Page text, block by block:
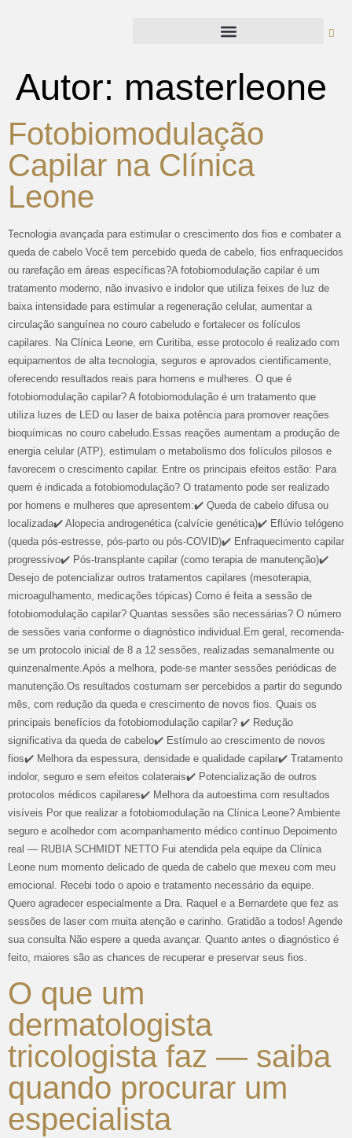
Autor: masterleone
Fotobiomodulação
Capilar na Clínica
Leone
Tecnologia avançada para estimular o crescimento dos fios e combater a
queda de cabelo Você tem percebido queda de cabelo, fios enfraquecidos
ou rarefação em áreas específicas?A fotobiomodulação capilar é um
tratamento moderno, não invasivo e indolor que utiliza feixes de luz de
baixa intensidade para estimular a regeneração celular, aumentar a
circulação sanguínea no couro cabeludo e fortalecer os folículos
capilares. Na Clínica Leone, em Curitiba, esse protocolo é realizado com
equipamentos de alta tecnologia, seguros e aprovados cientificamente,
oferecendo resultados reais para homens e mulheres. O que é
fotobiomodulação capilar? A fotobiomodulação é um tratamento que
utiliza luzes de LED ou laser de baixa potência para promover reações
bioquímicas no couro cabeludo.Essas reações aumentam a produção de
energia celular (ATP), estimulam o metabolismo dos folículos pilosos e
favorecem o crescimento capilar. Entre os principais efeitos estão: Para
quem é indicada a fotobiomodulação? O tratamento pode ser realizado
por homens e mulheres que apresentem:✔️ Queda de cabelo difusa ou
localizada✔️ Alopecia androgenética (calvície genética)✔️ Eflúvio telógeno
(queda pós-estresse, pós-parto ou pós-COVID)✔️ Enfraquecimento capilar
progressivo✔️ Pós-transplante capilar (como terapia de manutenção)✔️
Desejo de potencializar outros tratamentos capilares (mesoterapia,
microagulhamento, medicações tópicas) Como é feita a sessão de
fotobiomodulação capilar? Quantas sessões são necessárias? O número
de sessões varia conforme o diagnóstico individual.Em geral, recomenda-
se um protocolo inicial de 8 a 12 sessões, realizadas semanalmente ou
quinzenalmente.Após a melhora, pode-se manter sessões periódicas de
manutenção.Os resultados costumam ser percebidos a partir do segundo
mês, com redução da queda e crescimento de novos fios. Quais os
principais benefícios da fotobiomodulação capilar? ✔️ Redução
significativa da queda de cabelo✔️ Estímulo ao crescimento de novos
fios✔️ Melhora da espessura, densidade e qualidade capilar✔️ Tratamento
indolor, seguro e sem efeitos colaterais✔️ Potencialização de outros
protocolos médicos capilares✔️ Melhora da autoestima com resultados
visíveis Por que realizar a fotobiomodulação na Clínica Leone? Ambiente
seguro e acolhedor com acompanhamento médico contínuo Depoimento
real — RUBIA SCHMIDT NETTO Fui atendida pela equipe da Clínica
Leone num momento delicado de queda de cabelo que mexeu com meu
emocional. Recebi todo o apoio e tratamento necessário da equipe.
Quero agradecer especialmente a Dra. Raquel e a Bernardete que fez as
sessões de laser com muita atenção e carinho. Gratidão a todos! Agende
sua consulta Não espere a queda avançar. Quanto antes o diagnóstico é
feito, maiores são as chances de recuperar e preservar seus fios.
O que um
dermatologista
tricologista faz — saiba
quando procurar um
especialista